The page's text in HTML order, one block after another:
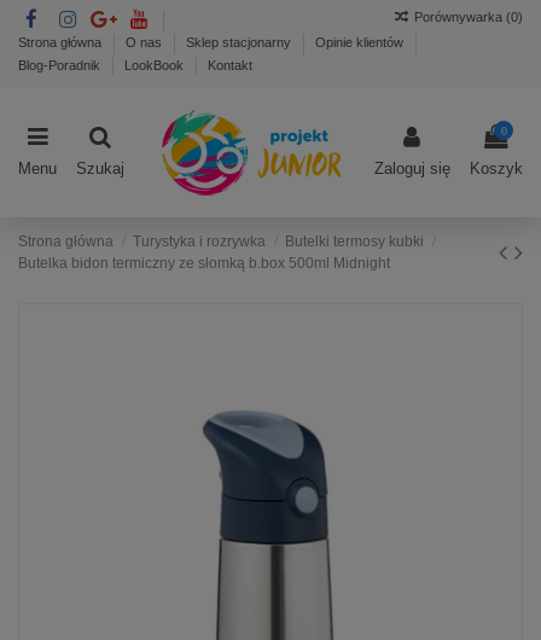
Strona główna O nas Sklep stacjonarny
Opinie klientów
Blog-Poradnik
LookBook Kontakt
Porównywarka (0)
Menu Szukaj Zaloguj się
0
Koszyk
Strona główna Turystyka i rozrywka
Butelki termosy kubki
Butelka bidon termiczny ze słomką b.box 500ml Midnight